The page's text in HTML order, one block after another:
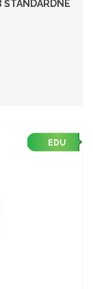
ŠTANDARDNÉ
EDU